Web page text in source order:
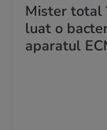
Mister total
luat o
aparatul